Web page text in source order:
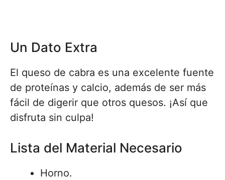
Un Dato Extra
El queso de cabra es una excelente fuente
de proteínas y calcio, además de ser más
fácil de digerir que otros quesos. ¡Así que
disfruta sin culpa!
Lista del Material Necesario
Horno.